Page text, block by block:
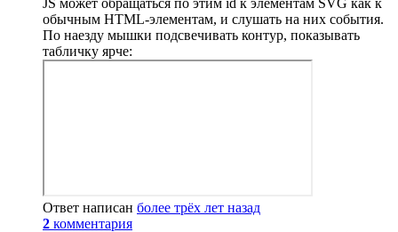
обычным HTML-элементам, и слушать на них события.
По наезду мышки подсвечивать контур, показывать
табличку ярче:
Ответ написан более трёх лет назад
2 комментария